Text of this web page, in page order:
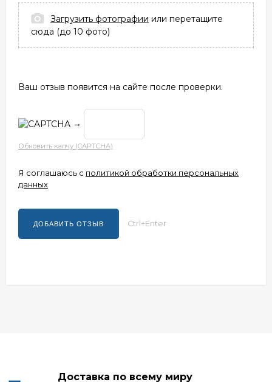
Загрузить фотографии или перетащите
сюда (до 10 фото)
Ваш отзыв появится на сайте после проверки.
→
Обновить капчу (CAPTCHA)
Я соглашаюсь с политикой обработки персональных
данных
Ctrl+Enter
Доставка по всему миру